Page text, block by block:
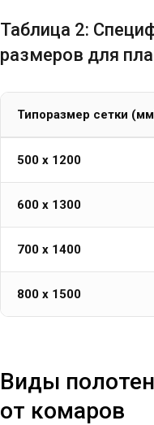
Таблица 2:
размеров для
Типоразмер сетки
500 х 1200
600 х 1300
700 х 1400
800 х 1500
Виды
от комаров